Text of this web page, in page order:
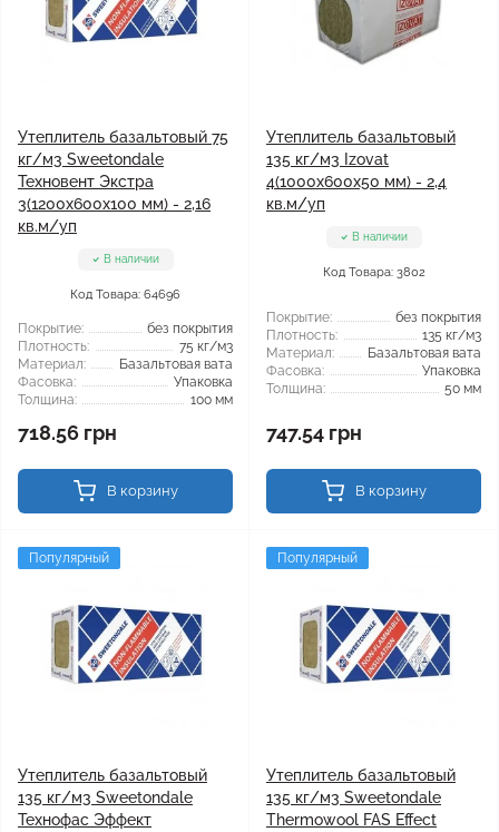
Утеплитель базальтовый 75
кг/м3 Sweetondale
Техновент Экстра
3(1200x600x100 мм) - 2,16
кв.м/уп
В наличии
Код Товара: 64696
Покрытие:
без покрытия
Плотность:
75 кг/м3
Материал:
Базальтовая вата
Фасовка:
Упаковка
Толщина:
100 мм
718.56 грн
В корзину
Утеплитель базальтовый
135 кг/м3 Izovat
4(1000x600x50 мм) - 2,4
кв.м/уп
В наличии
Код Товара: 3802
Покрытие:
без покрытия
Плотность:
135 кг/м3
Материал:
Базальтовая вата
Фасовка:
Упаковка
Толщина:
50 мм
747.54 грн
В корзину
Популярный
Утеплитель базальтовый
135 кг/м3 Sweetondale
Технофас Эффект
Популярный
Утеплитель базальтовый
135 кг/м3 Sweetondale
Thermowool FAS Effect